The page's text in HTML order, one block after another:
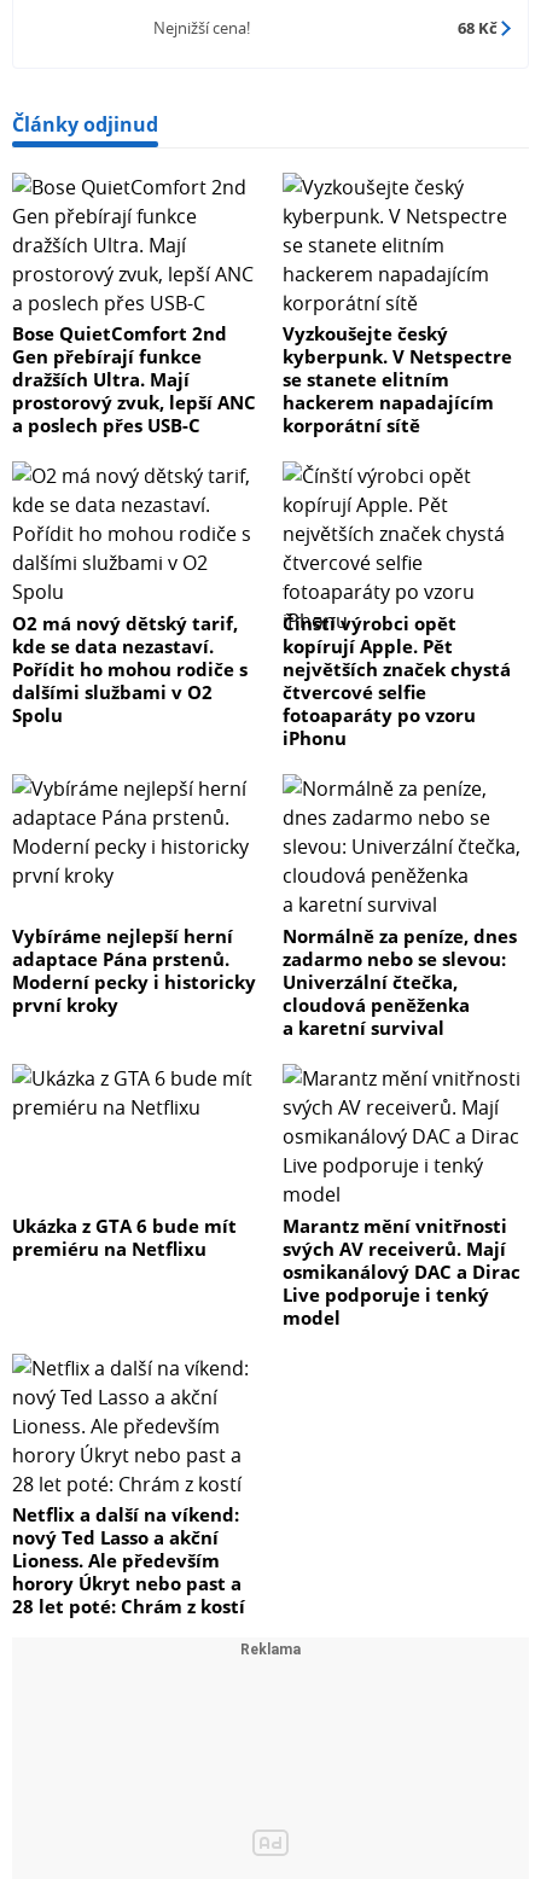
Nejnižší cena! 68 Kč
Články odjinud
Bose QuietComfort 2nd
Gen přebírají funkce
dražších Ultra. Mají
prostorový zvuk, lepší ANC
a poslech přes USB-C
Vyzkoušejte český
kyberpunk. V Netspectre
se stanete elitním
hackerem napadajícím
korporátní sítě
O2 má nový dětský tarif,
kde se data nezastaví.
Pořídit ho mohou rodiče s
dalšími službami v O2
Spolu
Čínští výrobci opět
kopírují Apple. Pět
největších značek chystá
čtvercové selfie
fotoaparáty po vzoru
iPhonu
Vybíráme nejlepší herní
adaptace Pána prstenů.
Moderní pecky i historicky
první kroky
Normálně za peníze, dnes
zadarmo nebo se slevou:
Univerzální čtečka,
cloudová peněženka
a karetní survival
Ukázka z GTA 6 bude mít
premiéru na Netflixu
Marantz mění vnitřnosti
svých AV receiverů. Mají
osmikanálový DAC a Dirac
Live podporuje i tenký
model
Netflix a další na víkend:
nový Ted Lasso a akční
Lioness. Ale především
horory Úkryt nebo past a
28 let poté: Chrám z kostí